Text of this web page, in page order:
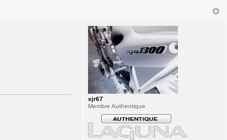
xjr67
Membre Authentique